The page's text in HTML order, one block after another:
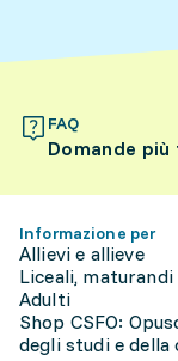
FAQ
Domande
Informazione per
Allievi e allieve
Liceali,
Adulti
Shop CSFO:
degli studi e della